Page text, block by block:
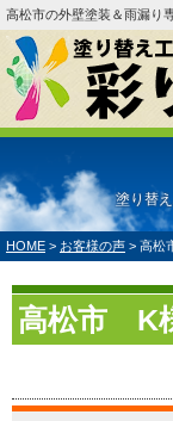
高松市の外壁塗装＆雨漏り
塗り替
HOME > お客様の声 > 高松
高松市 K